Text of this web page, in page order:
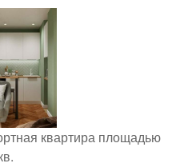
квартира площадью